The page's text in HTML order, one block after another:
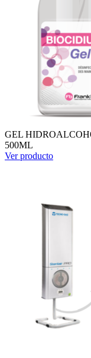
GEL
500ML
Ver producto